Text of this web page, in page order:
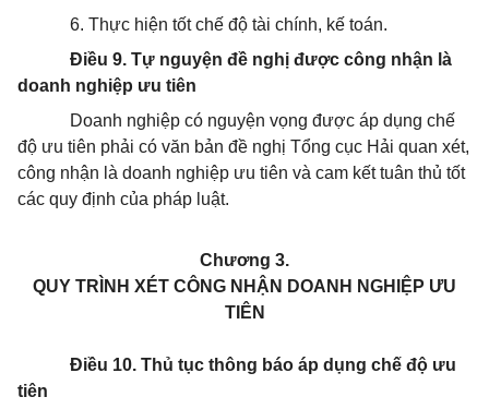
6. Thực hiện tốt chế độ tài chính, kế toán.
Điều 9. Tự nguyện đề nghị được công nhận là
doanh nghiệp ưu tiên
Doanh nghiệp có nguyện vọng được áp dụng chế
độ ưu tiên phải có văn bản đề nghị Tổng cục Hải quan xét,
công nhận là doanh nghiệp ưu tiên và cam kết tuân thủ tốt
các quy định của pháp luật.
Chương 3.
QUY TRÌNH XÉT CÔNG NHẬN DOANH NGHIỆP ƯU
TIÊN
Điều 10. Thủ tục thông báo áp dụng chế độ ưu
tiên